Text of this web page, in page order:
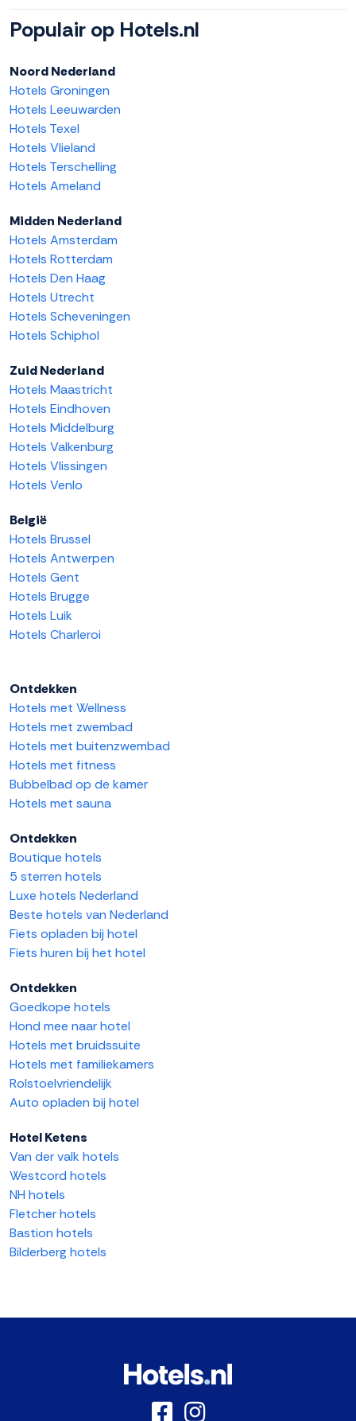
Populair op Hotels.nl
Noord Nederland
Hotels Groningen
Hotels Leeuwarden
Hotels Texel
Hotels Vlieland
Hotels Terschelling
Hotels Ameland
Midden Nederland
Hotels Amsterdam
Hotels Rotterdam
Hotels Den Haag
Hotels Utrecht
Hotels Scheveningen
Hotels Schiphol
Zuid Nederland
Hotels Maastricht
Hotels Eindhoven
Hotels Middelburg
Hotels Valkenburg
Hotels Vlissingen
Hotels Venlo
België
Hotels Brussel
Hotels Antwerpen
Hotels Gent
Hotels Brugge
Hotels Luik
Hotels Charleroi
Ontdekken
Hotels met Wellness
Hotels met zwembad
Hotels met buitenzwembad
Hotels met fitness
Bubbelbad op de kamer
Hotels met sauna
Ontdekken
Boutique hotels
5 sterren hotels
Luxe hotels Nederland
Beste hotels van Nederland
Fiets opladen bij hotel
Fiets huren bij het hotel
Ontdekken
Goedkope hotels
Hond mee naar hotel
Hotels met bruidssuite
Hotels met familiekamers
Rolstoelvriendelijk
Auto opladen bij hotel
Hotel Ketens
Van der valk hotels
Westcord hotels
NH hotels
Fletcher hotels
Bastion hotels
Bilderberg hotels